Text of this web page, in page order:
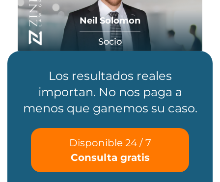
Neil Solomon
Socio
Los resultados reales
importan. No nos paga a
menos que ganemos su caso.
Disponible 24 / 7
Consulta gratis